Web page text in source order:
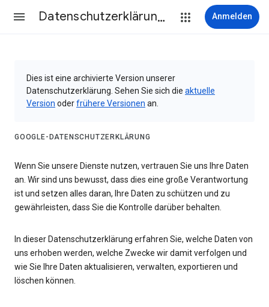
Datenschutzerklärung & Nutzungsbedingungen Anmelden
Dies ist eine archivierte Version unserer
Datenschutzerklärung. Sehen Sie sich die aktuelle
Version oderfrühere Versionen an.
GOOGLE-DATENSCHUTZERKLÄRUNG
Wenn Sie unsere Dienste nutzen, vertrauen Sie uns Ihre Daten
an. Wir sind uns bewusst, dass dies eine große Verantwortung
ist und setzen alles daran, Ihre Daten zu schützen und zu
gewährleisten, dass Sie die Kontrolle darüber behalten.
In dieser Datenschutzerklärung erfahren Sie, welche Daten von
uns erhoben werden, welche Zwecke wir damit verfolgen und
wie Sie Ihre Daten aktualisieren, verwalten, exportieren und
löschen können.